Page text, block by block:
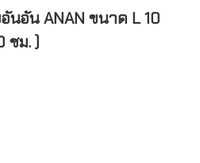
นอัน ANAN ขนาด L 10
ซม. )